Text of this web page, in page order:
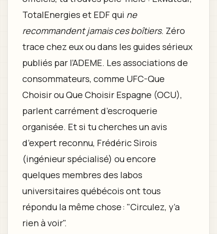
TotalEnergies et EDF qui ne
recommandent jamais ces boîtiers. Zéro
trace chez eux ou dans les guides sérieux
publiés par l’ADEME. Les associations de
consommateurs, comme UFC-Que
Choisir ou Que Choisir Espagne (OCU),
parlent carrément d’escroquerie
organisée. Et si tu cherches un avis
d’expert reconnu, Frédéric Sirois
(ingénieur spécialisé) ou encore
quelques membres des labos
universitaires québécois ont tous
répondu la même chose : "Circulez, y’a
rien à voir".